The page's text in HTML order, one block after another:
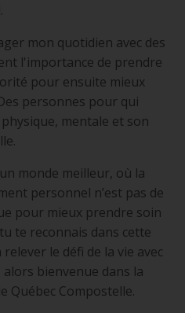
mon quotidien avec des
l'importance de prendre
pour ensuite mieux
personnes pour qui
mentale et son
monde meilleur, où la
personnel n’est pas de
pour mieux prendre soin
te reconnais dans cette
le défi de la vie avec
bienvenue dans la
Québec Compostelle.